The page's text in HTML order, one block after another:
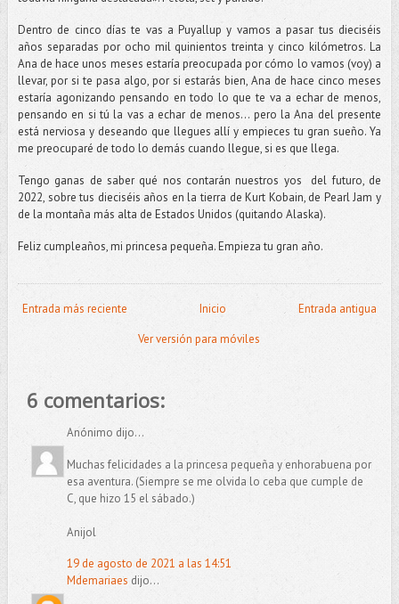
Dentro de cinco días te vas a Puyallup y vamos a pasar tus dieciséis
años separadas por ocho mil quinientos treinta y cinco kilómetros. La
Ana de hace unos meses estaría preocupada por cómo lo vamos (voy) a
llevar, por si te pasa algo, por si estarás bien, Ana de hace cinco meses
estaría agonizando pensando en todo lo que te va a echar de menos,
pensando en si tú la vas a echar de menos... pero la Ana del presente
está nerviosa y deseando que llegues allí y empieces tu gran sueño. Ya
me preocuparé de todo lo demás cuando llegue, si es que llega.
Tengo ganas de saber qué nos contarán nuestros yos del futuro, de
2022, sobre tus dieciséis años en la tierra de Kurt Kobain, de Pearl Jam y
de la montaña más alta de Estados Unidos (quitando Alaska).
Feliz cumpleaños, mi princesa pequeña. Empieza tu gran año.
Entrada más reciente Entrada antigua
Inicio
Ver versión para móviles
6 comentarios:
Anónimo dijo...
Muchas felicidades a la princesa pequeña y enhorabuena por
esa aventura. (Siempre se me olvida lo ceba que cumple de
C, que hizo 15 el sábado.)
Anijol
19 de agosto de 2021 a las 14:51
Mdemariaes dijo...